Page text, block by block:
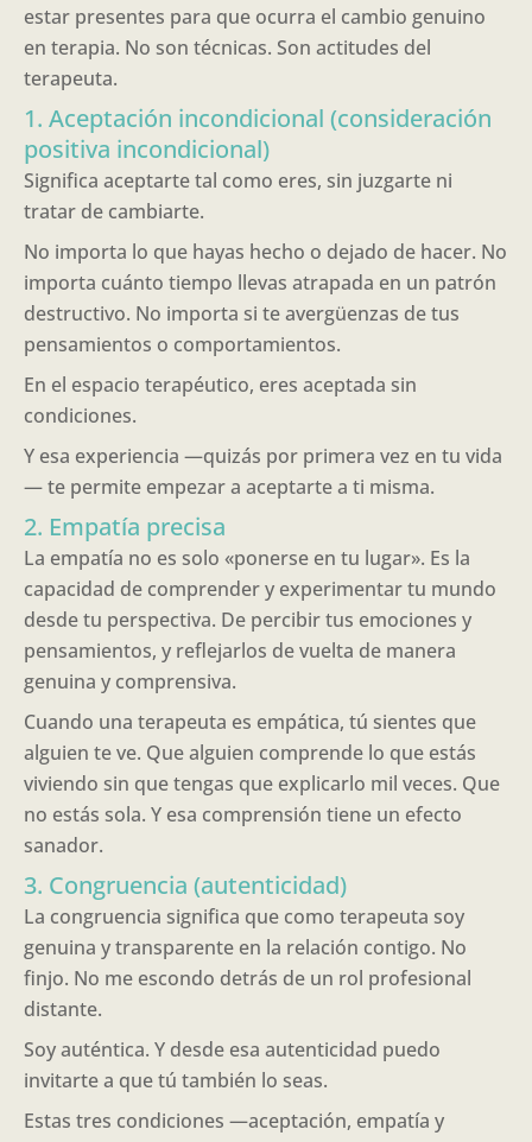
estar presentes para que ocurra el cambio genuino
en terapia. No son técnicas. Son actitudes del
terapeuta.
1. Aceptación incondicional (consideración
positiva incondicional)
Significa aceptarte tal como eres, sin juzgarte ni
tratar de cambiarte.
No importa lo que hayas hecho o dejado de hacer. No
importa cuánto tiempo llevas atrapada en un patrón
destructivo. No importa si te avergüenzas de tus
pensamientos o comportamientos.
En el espacio terapéutico, eres aceptada sin
condiciones.
Y esa experiencia —quizás por primera vez en tu vida
— te permite empezar a aceptarte a ti misma.
2. Empatía precisa
La empatía no es solo «ponerse en tu lugar». Es la
capacidad de comprender y experimentar tu mundo
desde tu perspectiva. De percibir tus emociones y
pensamientos, y reflejarlos de vuelta de manera
genuina y comprensiva.
Cuando una terapeuta es empática, tú sientes que
alguien te ve. Que alguien comprende lo que estás
viviendo sin que tengas que explicarlo mil veces. Que
no estás sola. Y esa comprensión tiene un efecto
sanador.
3. Congruencia (autenticidad)
La congruencia significa que como terapeuta soy
genuina y transparente en la relación contigo. No
finjo. No me escondo detrás de un rol profesional
distante.
Soy auténtica. Y desde esa autenticidad puedo
invitarte a que tú también lo seas.
Estas tres condiciones —aceptación, empatía y